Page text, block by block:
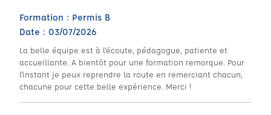
Formation : Permis B
Date : 03/07/2026
La belle équipe est à l'écoute, pédagogue, patiente et
accueillante. A bientôt pour une formation remorque. Pour
l'instant je peux reprendre la route en remerciant chacun,
chacune pour cette belle expérience. Merci !